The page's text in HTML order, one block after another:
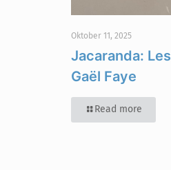
Oktober 11, 2025
Jacaranda:
Gaël Faye
Read more